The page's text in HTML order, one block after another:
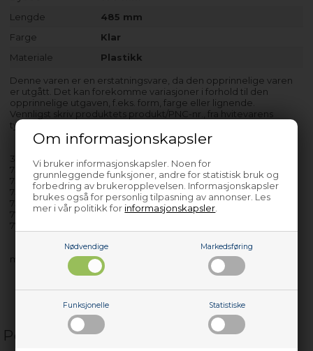
Om informasjonskapsler
Vi bruker informasjonskapsler. Noen for
grunnleggende funksjoner, andre for statistisk bruk og
forbedring av brukeropplevelsen. Informasjonskapsler
brukes også for personlig tilpasning av annonser. Les
mer i vår politikk for informasjonskapsler
Nødvendige Markedsføring
Funksjonelle Statistiske
Lengde
485 mm
Farge
Klar
Materiale
Plastikk
Denne varen er en erstatningsvare, da den opprinnelige varen
er utgått. Det kan forekomme variasjoner i forhold til den
opprinnelige utgaven, f.eks. form, farge eller lignende.
Vennligst skriv produktets produkt/PNC-nr., fra hvitevarens
typeskilt, under "Notat" ved bestilling.
350/060 - 925022651-00
756/180 - 925593527-00
756/180 50215 - 925593527-01
756/334 - 925592531-00
756/555 - 925941523-00
770/299 - 925941514-00
770/590 - 925593522-00
med flere…
Populære relaterte produkter